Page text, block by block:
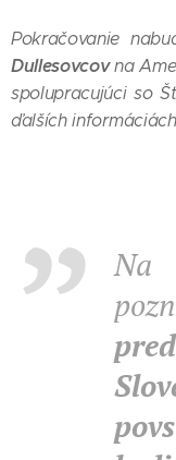
Pokračovanie
Dullesovcovna
spolupracujúci so
ďalších informáciách
Na